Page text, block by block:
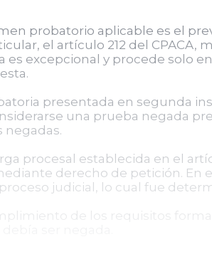
probatorio aplicable es el
el artículo 212 del CPACA,
excepcional y procede solo
presentada en segunda
una prueba negada
negadas.
procesal establecida en el
derecho de petición. En
judicial, lo cual fue